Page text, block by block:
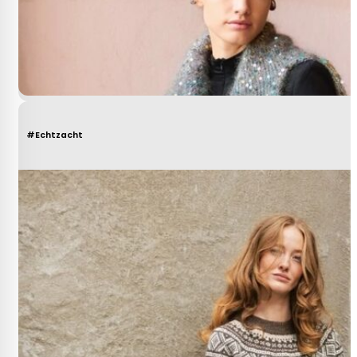
#Echtzacht